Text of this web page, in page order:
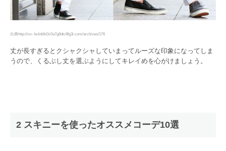
出典http://xn--bcktblk0c0a7g8dtc8fg3i.com/archives/176
丈が長すぎるとクシャクシャしていまってルーズな印象になってしま
うので、くるぶし丈を選ぶようにしてキレイめを心がけましょう。
2 スキニーを使ったオススメコーデ10選